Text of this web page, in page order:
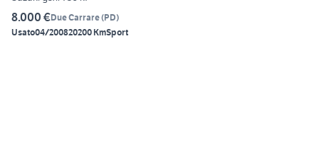
8.000 €Due Carrare(PD)
Usato04/200820200 KmSport